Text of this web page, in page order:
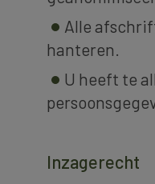
Alle
hanteren.
U heeft te
Inzagerecht